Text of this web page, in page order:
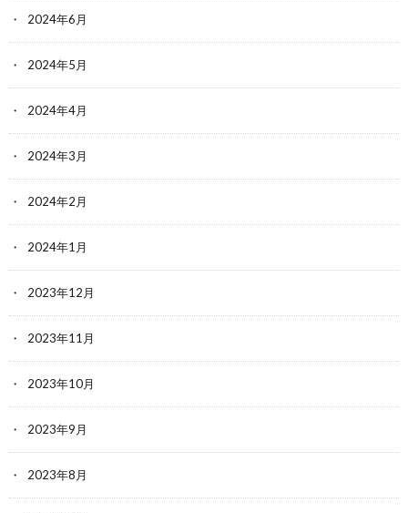
2024年6月
2024年5月
2024年4月
2024年3月
2024年2月
2024年1月
2023年12月
2023年11月
2023年10月
2023年9月
2023年8月